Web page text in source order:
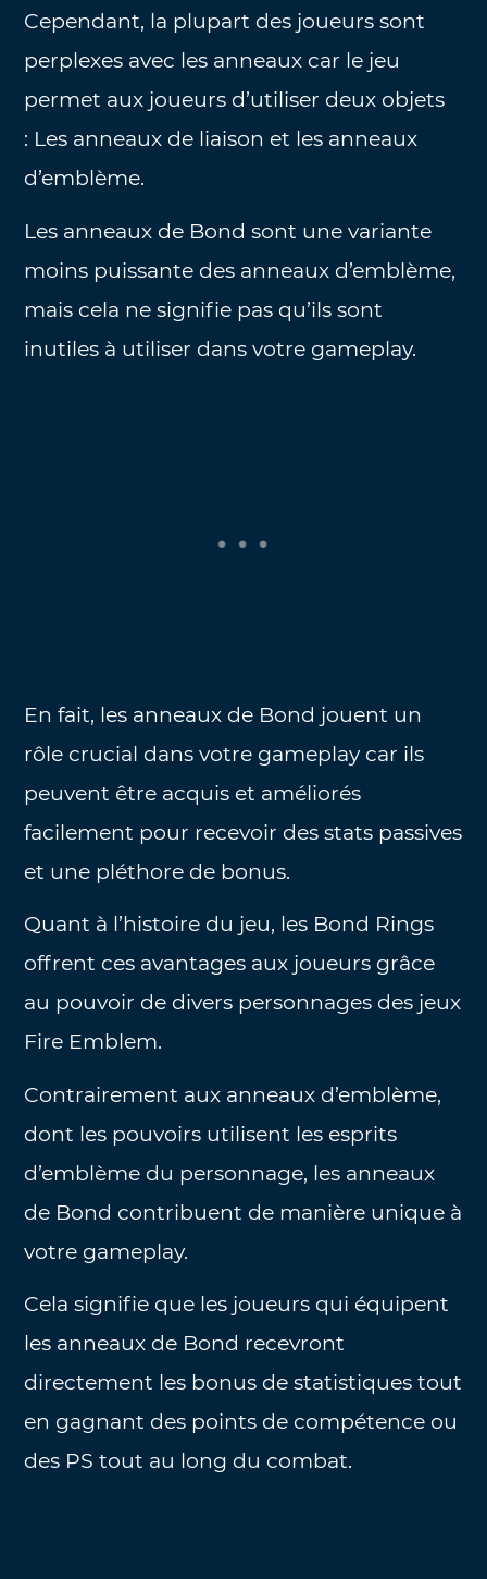
Cependant, la plupart des joueurs sont
perplexes avec les anneaux car le jeu
permet aux joueurs d’utiliser deux objets
: Les anneaux de liaison et les anneaux
d’emblème.
Les anneaux de Bond sont une variante
moins puissante des anneaux d’emblème,
mais cela ne signifie pas qu’ils sont
inutiles à utiliser dans votre gameplay.
En fait, les anneaux de Bond jouent un
rôle crucial dans votre gameplay car ils
peuvent être acquis et améliorés
facilement pour recevoir des stats passives
et une pléthore de bonus.
Quant à l’histoire du jeu, les Bond Rings
offrent ces avantages aux joueurs grâce
au pouvoir de divers personnages des jeux
Fire Emblem.
Contrairement aux anneaux d’emblème,
dont les pouvoirs utilisent les esprits
d’emblème du personnage, les anneaux
de Bond contribuent de manière unique à
votre gameplay.
Cela signifie que les joueurs qui équipent
les anneaux de Bond recevront
directement les bonus de statistiques tout
en gagnant des points de compétence ou
des PS tout au long du combat.